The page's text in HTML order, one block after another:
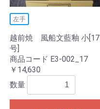
左手
越前焼 風船文藍釉 小[17
号]
商品コード E3-002_17
￥14,630
数量